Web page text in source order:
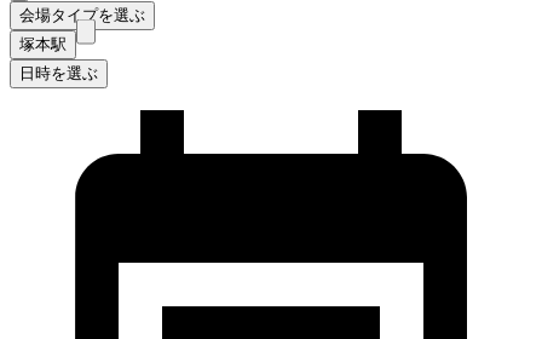
会場タイプを選ぶ
塚本駅
日時を選ぶ